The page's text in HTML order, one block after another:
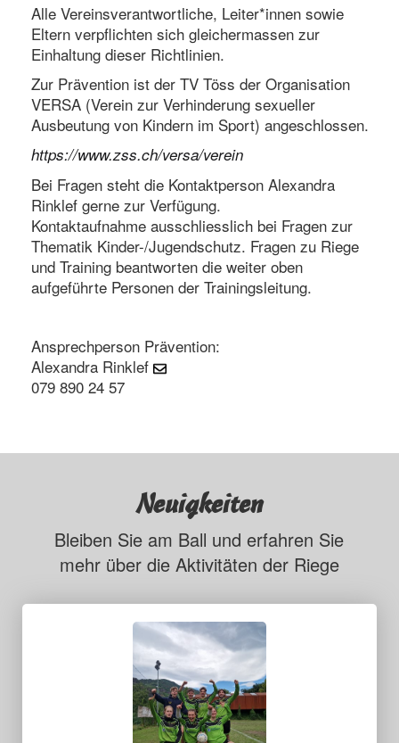
Alle Vereinsverantwortliche, Leiter*innen sowie
Eltern verpflichten sich gleichermassen zur
Einhaltung dieser Richtlinien.
Zur Prävention ist der TV Töss der Organisation
VERSA (Verein zur Verhinderung sexueller
Ausbeutung von Kindern im Sport) angeschlossen.
https://www.zss.ch/versa/verein
Bei Fragen steht die Kontaktperson Alexandra
Rinklef gerne zur Verfügung.
Kontaktaufnahme ausschliesslich bei Fragen zur
Thematik Kinder-/Jugendschutz. Fragen zu Riege
und Training beantworten die weiter oben
aufgeführte Personen der Trainingsleitung.
Ansprechperson Prävention:
Alexandra Rinklef
079 890 24 57
Neuigkeiten
Bleiben Sie am Ball und erfahren Sie
mehr über die Aktivitäten der Riege